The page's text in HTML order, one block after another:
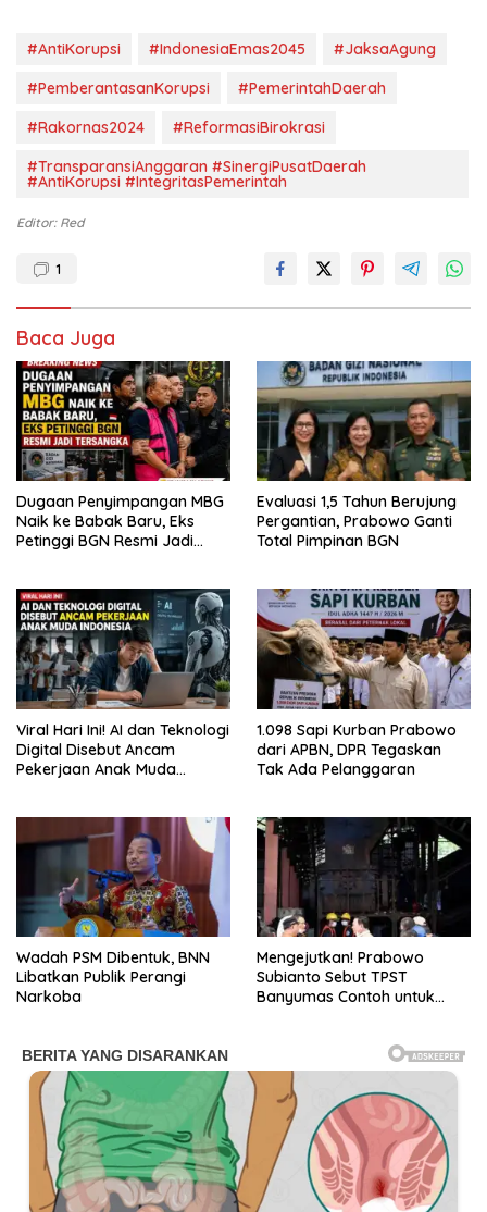
#AntiKorupsi #IndonesiaEmas2045
#JaksaAgung
#PemberantasanKorupsi
#PemerintahDaerah
#Rakornas2024
#ReformasiBirokrasi
#TransparansiAnggaran #SinergiPusatDaerah
#AntiKorupsi #IntegritasPemerintah
Editor: Red
1
Baca Juga
Dugaan Penyimpangan MBG
Naik ke Babak Baru, Eks
Petinggi BGN Resmi Jadi
Evaluasi 1,5 Tahun Berujung
Pergantian, Prabowo Ganti
Total Pimpinan BGN
Viral Hari Ini! AI dan Teknologi
Digital Disebut Ancam
Pekerjaan Anak Muda
1.098 Sapi Kurban Prabowo
dari APBN, DPR Tegaskan
Tak Ada Pelanggaran
Wadah PSM Dibentuk, BNN
Libatkan Publik Perangi
Narkoba
Mengejutkan! Prabowo
Subianto Sebut TPST
Banyumas Contoh untuk